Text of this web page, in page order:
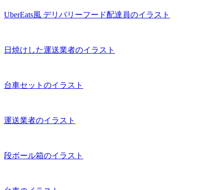
UberEats風 デリバリーフード配達員のイラスト
日焼けした運送業者のイラスト
台車セットのイラスト
運送業者のイラスト
段ボール箱のイラスト